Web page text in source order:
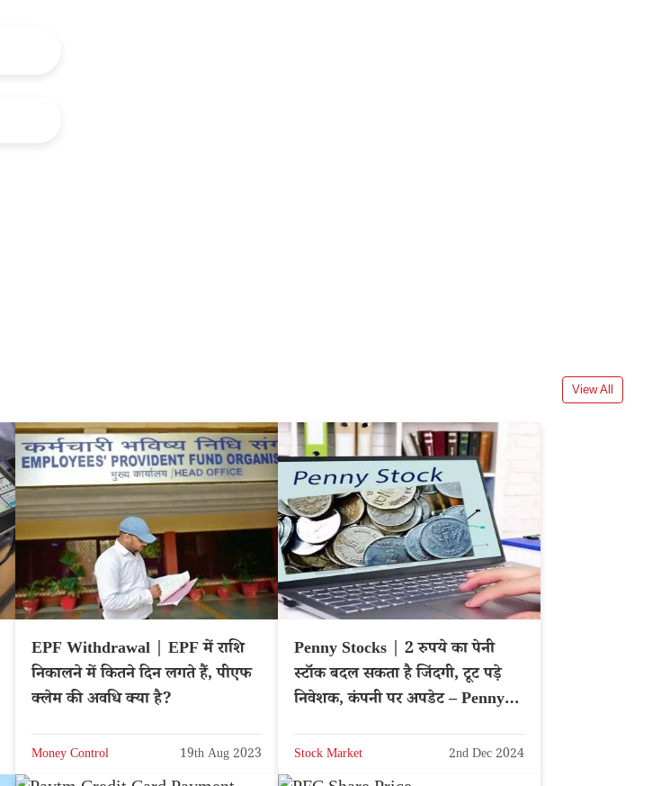
View All
EPF Withdrawal | EPF में राशि
निकालने में कितने दिन लगते हैं, पीएफ
क्लेम की अवधि क्या है?
Money Control 19th Aug 2023
Penny Stocks | 2 रुपये का पेनी
स्टॉक बदल सकता है जिंदगी, टूट पड़े
निवेशक, कंपनी पर अपडेट – Penny
Stock Market 2nd Dec 2024